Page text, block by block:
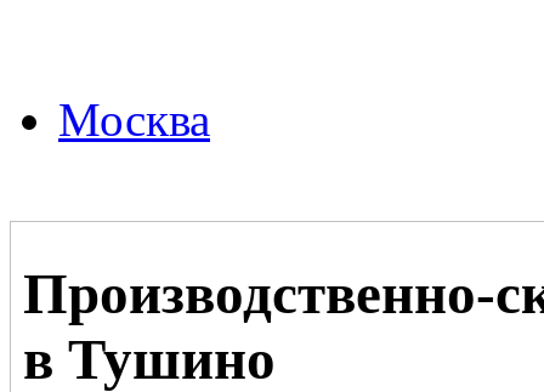
Москва
Производственно-
в Тушино